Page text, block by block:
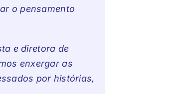
o pensamento
e diretora de
enxergar as
por histórias,